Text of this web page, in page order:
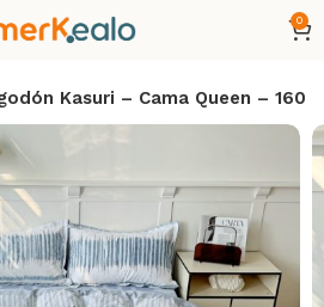
0
Kasuri – Cama Queen – 160